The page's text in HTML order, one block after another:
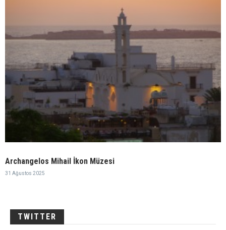
Archangelos Mihail İkon Müzesi
31 Ağustos 2025
TWITTER